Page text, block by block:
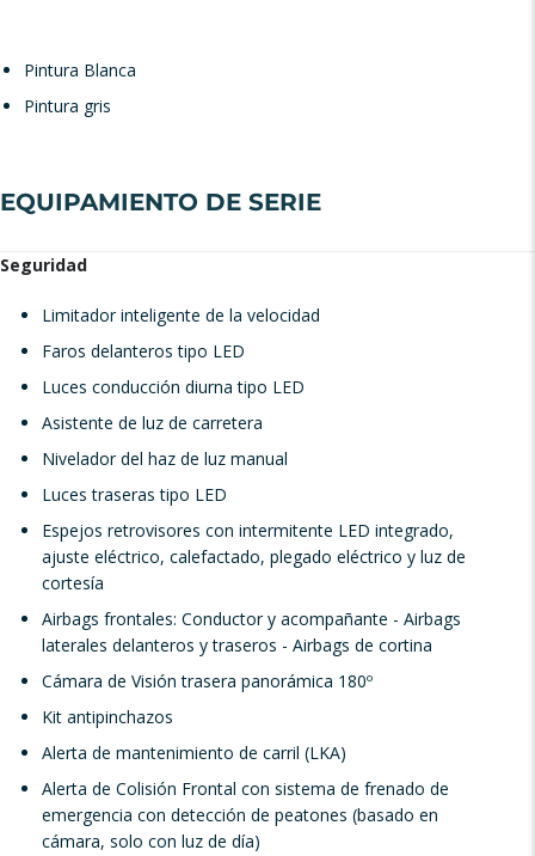
Pintura Blanca
Pintura gris
EQUIPAMIENTO DE SERIE
Seguridad
Limitador inteligente de la velocidad
Faros delanteros tipo LED
Luces conducción diurna tipo LED
Asistente de luz de carretera
Nivelador del haz de luz manual
Luces traseras tipo LED
Espejos retrovisores con intermitente LED integrado,
ajuste eléctrico, calefactado, plegado eléctrico y luz de
cortesía
Airbags frontales: Conductor y acompañante - Airbags
laterales delanteros y traseros - Airbags de cortina
Cámara de Visión trasera panorámica 180º
Kit antipinchazos
Alerta de mantenimiento de carril (LKA)
Alerta de Colisión Frontal con sistema de frenado de
emergencia con detección de peatones (basado en
cámara, solo con luz de día)